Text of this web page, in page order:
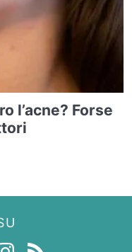
l’acne? Forse